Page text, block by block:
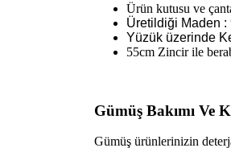
Ürün kutusu ve
Üretildiği Maden :
Yüzük üzerinde
55cm Zincir ile
Gümüş Bakımı Ve
Gümüş ürünlerinizin